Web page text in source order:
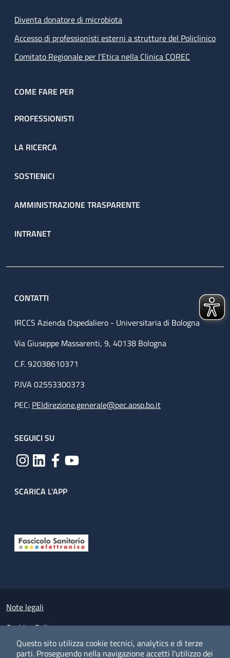
Questo sito utilizza cookie tecnici, analytics e di terze
parti. Proseguendo nella navigazione accetti l'utilizzo dei
Diventa donatore di microbiota
Accesso di professionisti esterni a strutture del Policlinico
Comitato Regionale per l’Etica nella Clinica COREC
COME FARE PER
PROFESSIONISTI
LA RICERCA
SOSTIENICI
AMMINISTRAZIONE TRASPARENTE
INTRANET
CONTATTI
IRCCS Azienda Ospedaliero - Universitaria di Bologna
Via Giuseppe Massarenti, 9, 40138 Bologna
C.F. 92038610371
P.IVA 02553300373
PEC: PEIdirezione.generale@pec.aosp.bo.it
SEGUICI SU
SCARICA L'APP
Small prints
Note legali
Cookies Policy
Policy privacy e protezione del dato personale